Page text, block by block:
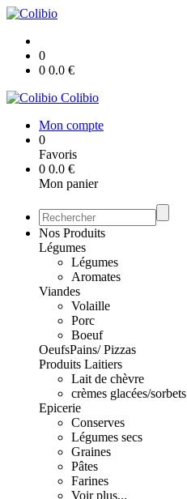
0
0 0.0 €
Colibio
Mon compte
0
Favoris
0 0.0 €
Mon panier
Nos Produits
Légumes
Légumes
Aromates
Viandes
Volaille
Porc
Boeuf
OeufsPains/ Pizzas
Produits Laitiers
Lait de chèvre
crèmes glacées/sorbets
Epicerie
Conserves
Légumes secs
Graines
Pâtes
Farines
Voir plus...